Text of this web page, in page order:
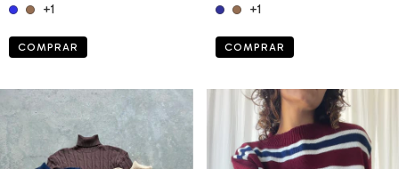
+1
COMPRAR
+1
COMPRAR